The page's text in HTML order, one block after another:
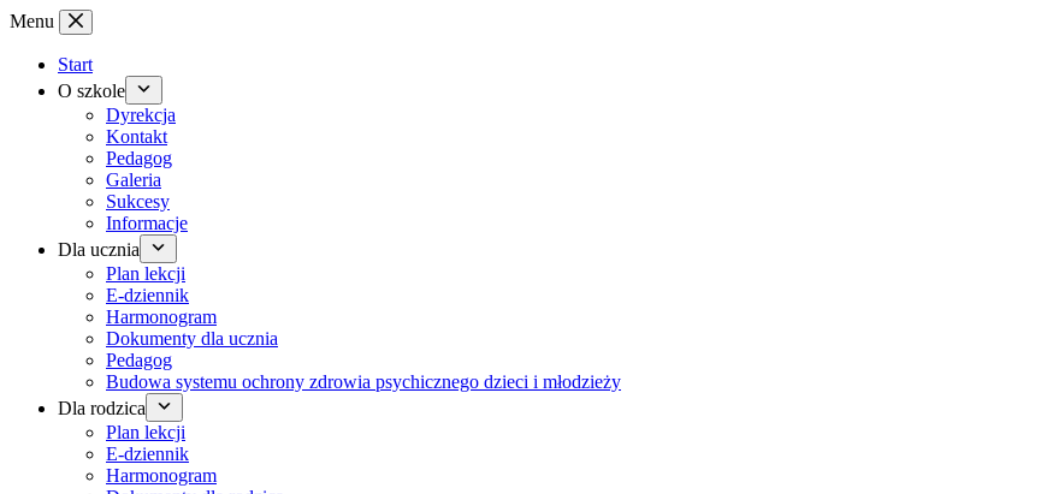
Przejdź
treści
Menu
Start
O szkole
Dyrekcja
Kontakt
Pedagog
Galeria
Sukcesy
Informacje
Dla ucznia
Plan lekcji
E-dziennik
Harmonogram
Dokumenty dla ucznia
Pedagog
Budowa systemu ochrony zdrowia psychicznego dzieci i młodzieży
Dla rodzica
Plan lekcji
E-dziennik
Harmonogram